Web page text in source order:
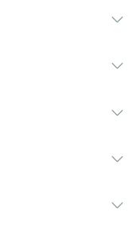
新卒就
マンガ・ゲーム
note
中途求人掲載はこ